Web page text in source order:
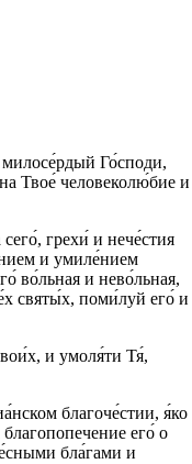
Го́споди,
Твое́ человеколю́бие и
грехи́ и нече́стия
и умиле́нием
во́льная и нево́льная,
святы́х, поми́луй его́ и
и умоля́ти Тя́,
благоче́стии, я́ко
его́ о
бла́гами и